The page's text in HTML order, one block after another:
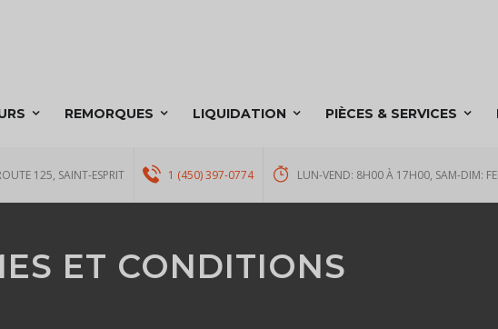
REMORQUES LIQUIDATION PIÈCES & SERVICES
125, SAINT-ESPRIT 1 (450) 397-0774 LUN-VEND: 8H00 À 17H00, SAM-DIM:
ET CONDITIONS